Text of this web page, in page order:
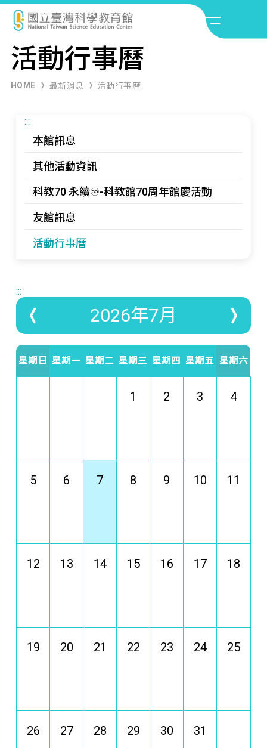
活動行事曆
HOME 最新消息 活動行事曆
:::
本館訊息
其他活動資訊
科教70 永續♾️-科教館70周年館慶活動
友館訊息
活動行事曆
:::
2026年7月
星期日 星期一 星期二 星期三 星期四 星期五 星期六
1 2 3 4
5 6 7 8 9 10 11
12 13 14 15 16 17 18
19 20 21 22 23 24 25
26 27 28 29 30 31